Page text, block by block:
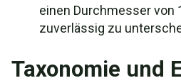
einen Durchmesser von
zuverlässig zu
Taxonomie und